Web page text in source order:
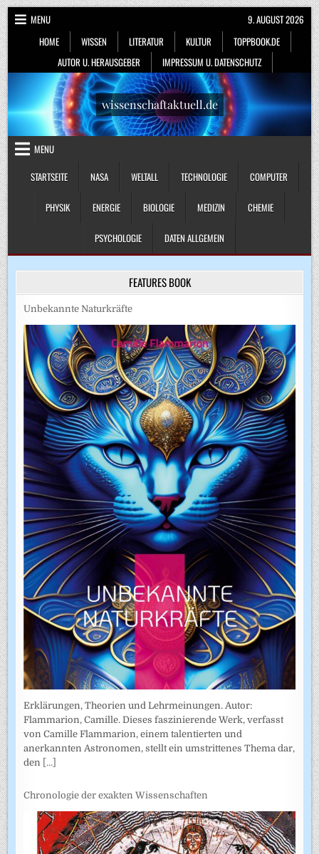
Skip
to
content
MENU
HOME
WISSEN LITERATUR KULTUR
TOPPBOOK.DE
AUTOR U. HERAUSGEBER
IMPRESSUM U. DATENSCHUTZ
9. AUGUST 2026
wissenschaftaktuell.de
MENU
STARTSEITE
NASA WELTALL TECHNOLOGIE COMPUTER
PHYSIK ENERGIE BIOLOGIE MEDIZIN CHEMIE
PSYCHOLOGIE DATEN ALLGEMEIN
FEATURES BOOK
Unbekannte Naturkräfte
Erklärungen, Theorien und Lehrmeinungen. Autor:
Flammarion, Camille. Dieses faszinierende Werk, verfasst
von Camille Flammarion, einem talentierten und
anerkannten Astronomen, stellt ein umstrittenes Thema dar,
den [...]
Chronologie der exakten Wissenschaften